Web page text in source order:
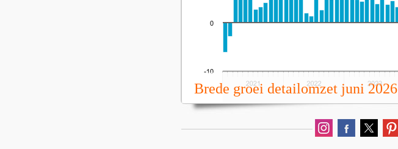
Brede groei detailomzet juni 2026